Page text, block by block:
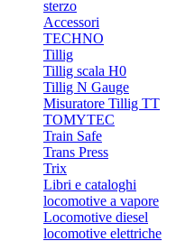
sterzo
Accessori
TECHNO
Tillig
Tillig scala H0
Tillig N Gauge
Misuratore Tillig TT
TOMYTEC
Train Safe
Trans Press
Trix
Libri e cataloghi
locomotive a vapore
Locomotive diesel
locomotive elettriche